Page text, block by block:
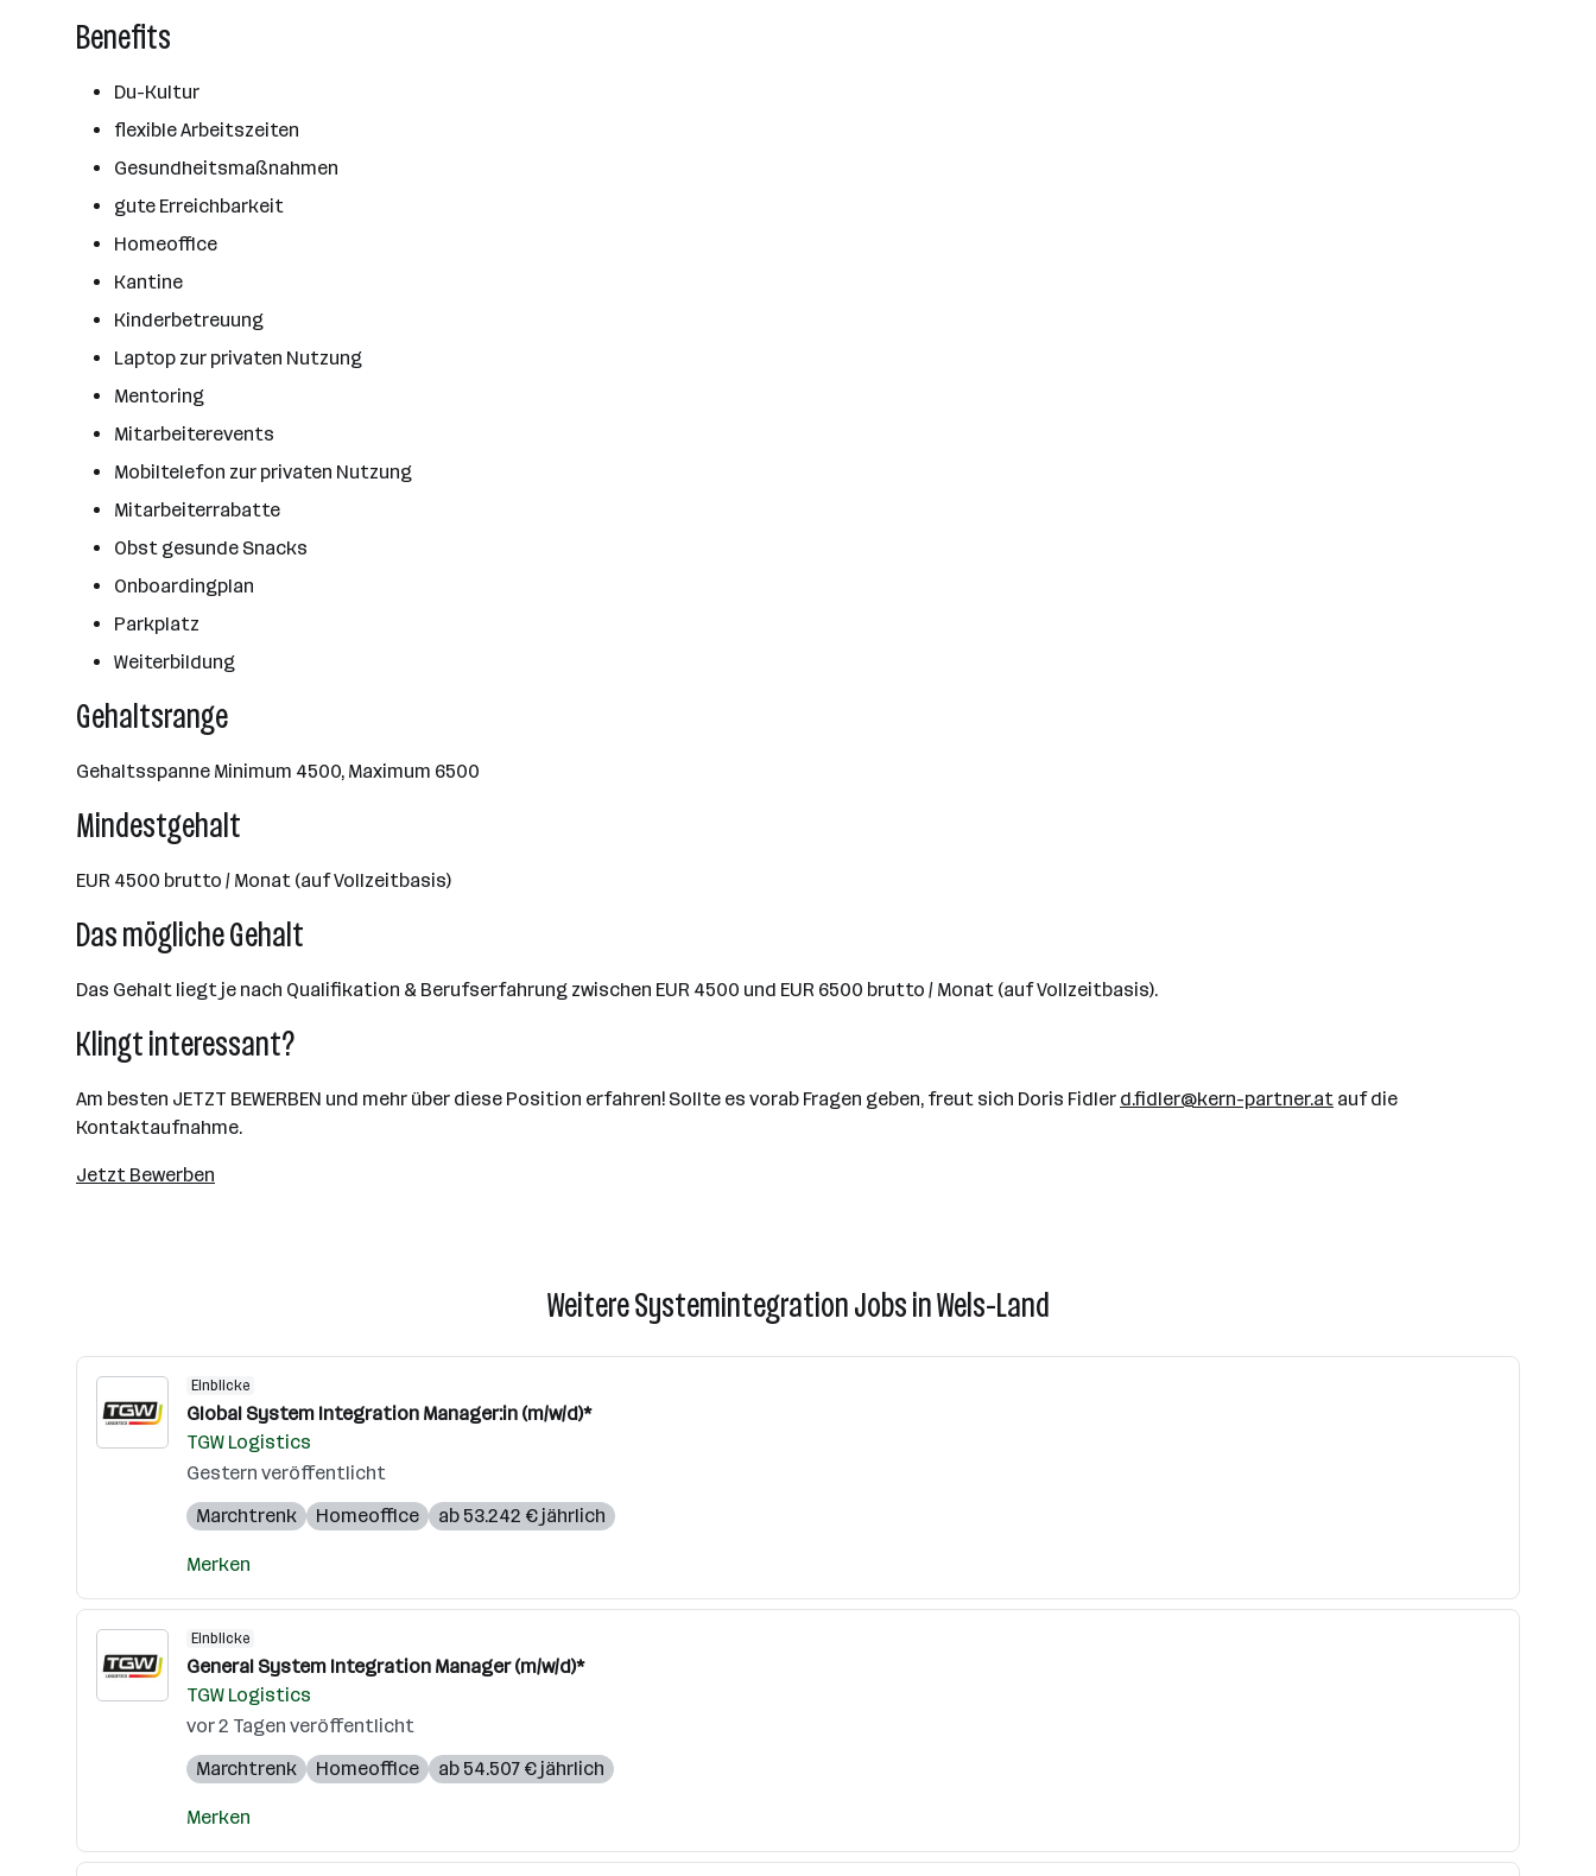
Benefits
Du-Kultur
flexible Arbeitszeiten
Gesundheitsmaßnahmen
gute Erreichbarkeit
Homeoffice
Kantine
Kinderbetreuung
Laptop zur privaten Nutzung
Mentoring
Mitarbeiterevents
Mobiltelefon zur privaten Nutzung
Mitarbeiterrabatte
Obst gesunde Snacks
Onboardingplan
Parkplatz
Weiterbildung
Gehaltsrange
Gehaltsspanne Minimum 4500, Maximum 6500
Mindestgehalt
EUR 4500 brutto / Monat (auf Vollzeitbasis)
Das mögliche Gehalt
Das Gehalt liegt je nach Qualifikation & Berufserfahrung zwischen EUR 4500 und EUR 6500 brutto / Monat (auf Vollzeitbasis).
Klingt interessant?
Am besten JETZT BEWERBEN und mehr über diese Position erfahren! Sollte es vorab Fragen geben, freut sich Doris Fidler d.fidler@kern-partner.at auf die
Kontaktaufnahme.
Jetzt Bewerben
Weitere Systemintegration Jobs in Wels-Land
Einblicke
Global System Integration Manager:in (m/w/d)*
TGW Logistics
Gestern veröffentlicht
Marchtrenk
Homeoffice ab 53.242 € jährlich
Merken
Einblicke
General System Integration Manager (m/w/d)*
TGW Logistics
vor 2 Tagen veröffentlicht
Marchtrenk
Homeoffice ab 54.507 € jährlich
Merken